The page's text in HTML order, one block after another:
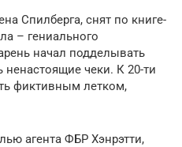
Спилберга, снят по книге-
– гениального
начал подделывать
чеки. К 20-ти
фиктивным летком,
агента ФБР Хэнрэтти,